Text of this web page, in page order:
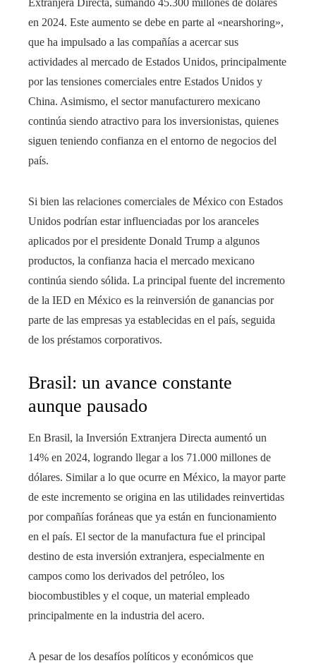
Extranjera Directa, sumando 45.300 millones de dólares
en 2024. Este aumento se debe en parte al «nearshoring»,
que ha impulsado a las compañías a acercar sus
actividades al mercado de Estados Unidos, principalmente
por las tensiones comerciales entre Estados Unidos y
China. Asimismo, el sector manufacturero mexicano
continúa siendo atractivo para los inversionistas, quienes
siguen teniendo confianza en el entorno de negocios del
país.
Si bien las relaciones comerciales de México con Estados
Unidos podrían estar influenciadas por los aranceles
aplicados por el presidente Donald Trump a algunos
productos, la confianza hacia el mercado mexicano
continúa siendo sólida. La principal fuente del incremento
de la IED en México es la reinversión de ganancias por
parte de las empresas ya establecidas en el país, seguida
de los préstamos corporativos.
Brasil: un avance constante
aunque pausado
En Brasil, la Inversión Extranjera Directa aumentó un
14% en 2024, logrando llegar a los 71.000 millones de
dólares. Similar a lo que ocurre en México, la mayor parte
de este incremento se origina en las utilidades reinvertidas
por compañías foráneas que ya están en funcionamiento
en el país. El sector de la manufactura fue el principal
destino de esta inversión extranjera, especialmente en
campos como los derivados del petróleo, los
biocombustibles y el coque, un material empleado
principalmente en la industria del acero.
A pesar de los desafíos políticos y económicos que